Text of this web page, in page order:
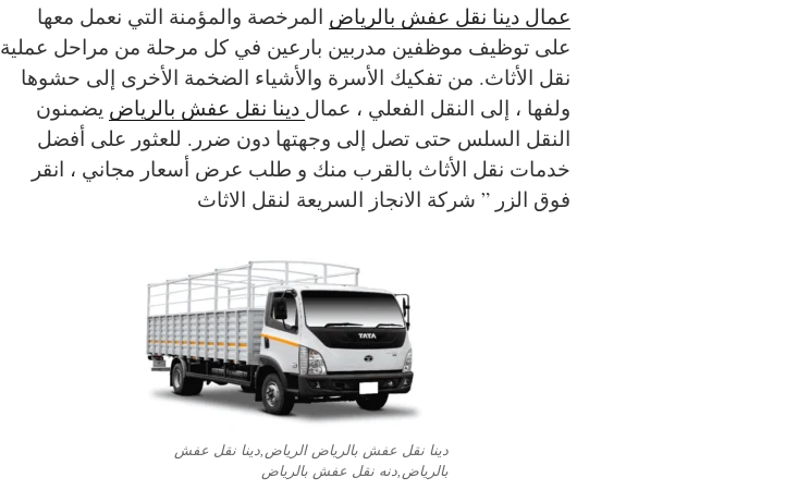
عمال دينا نقل عفش بالرياض المرخصة والمؤمنة التي نعمل معها
على توظيف موظفين مدربين بارعين في كل مرحلة من مراحل عملية
نقل الأثاث. من تفكيك الأسرة والأشياء الضخمة الأخرى إلى حشوها
ولفها ، إلى النقل الفعلي ، عمال دينا نقل عفش بالرياض يضمنون
النقل السلس حتى تصل إلى وجهتها دون ضرر. للعثور على أفضل
خدمات نقل الأثاث بالقرب منك و طلب عرض أسعار مجاني ، انقر
فوق الزر ” شركة الانجاز السريعة لنقل الاثاث
دينا نقل عفش بالرياض الرياض,دينا نقل عفش
بالرياض,دنه نقل عفش بالرياض